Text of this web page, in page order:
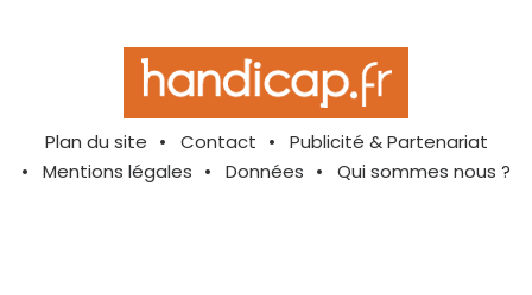
Plan du site Contact
Publicité & Partenariat
Mentions légales
Données Qui sommes nous ?